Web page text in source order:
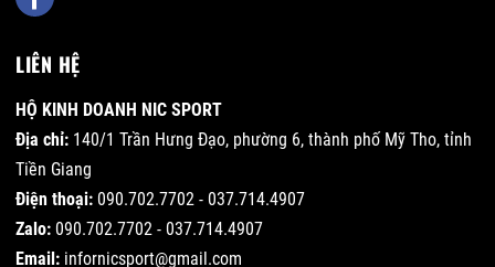
LIÊN HỆ
HỘ KINH DOANH NIC SPORT
Địa chỉ: 140/1 Trần Hưng Đạo, phường 6, thành phố Mỹ Tho, tỉnh
Tiền Giang
Điện thoại: 090.702.7702 - 037.714.4907
Zalo: 090.702.7702 - 037.714.4907
Email: infornicsport@gmail.com